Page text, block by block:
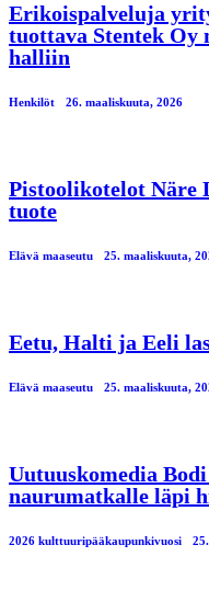
Erikoispalveluja
tuottava Stentek Oy
halliin
Henkilöt 26. maaliskuuta, 2026
Pistoolikotelot Näre
tuote
Elävä maaseutu 25. maaliskuuta,
Eetu, Halti ja Eeli
Elävä maaseutu 25. maaliskuuta,
Uutuuskomedia
naurumatkalle läpi
2026 kulttuuripääkaupunkivuosi